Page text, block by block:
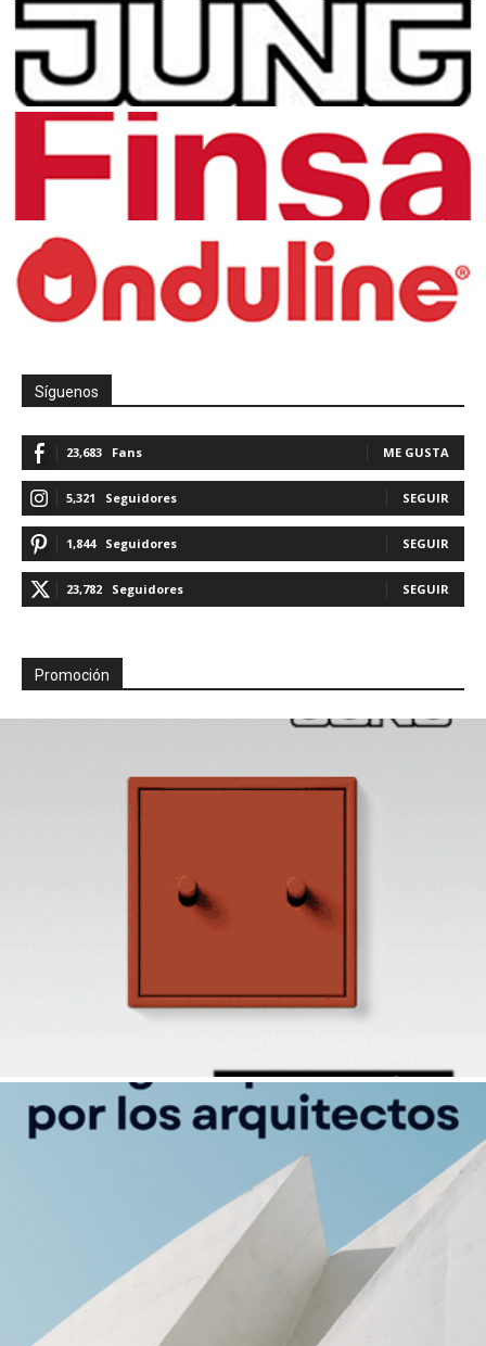
Síguenos
23,683 Fans ME GUSTA
5,321 Seguidores SEGUIR
1,844 Seguidores SEGUIR
23,782 Seguidores SEGUIR
Promoción